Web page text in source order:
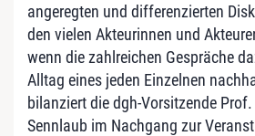
angeregten und differenzierten
den vielen Akteurinnen und
wenn die zahlreichen Gespräche
Alltag eines jeden Einzelnen
bilanziert die dgh-Vorsitzende Prof.
Sennlaub im Nachgang zur